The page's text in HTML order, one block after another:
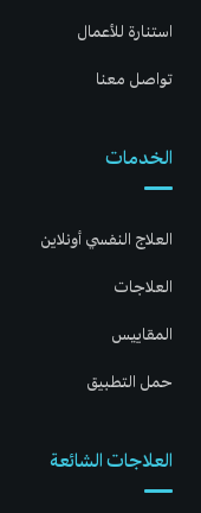
استنارة للأعمال
تواصل معنا
الخدمات
العلاج النفسي أونلاين
العلاجات
المقاييس
حمل التطبيق
العلاجات الشائعة